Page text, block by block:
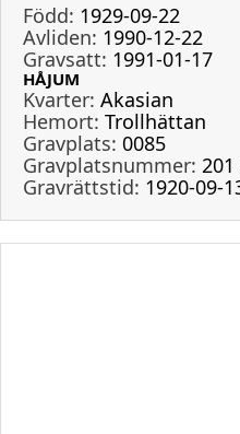
Född: 1929-09-22
Avliden: 1990-12-22
Gravsatt: 1991-01-17
HÅJUM
Kvarter: Akasian
Hemort: Trollhättan
Gravplats: 0085
Gravplatsnummer: 201
Gravrättstid: 1920-09-